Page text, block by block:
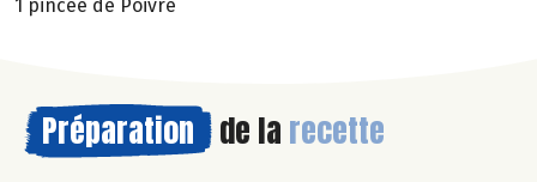
1 pincée de Poivre
Préparation de la recette